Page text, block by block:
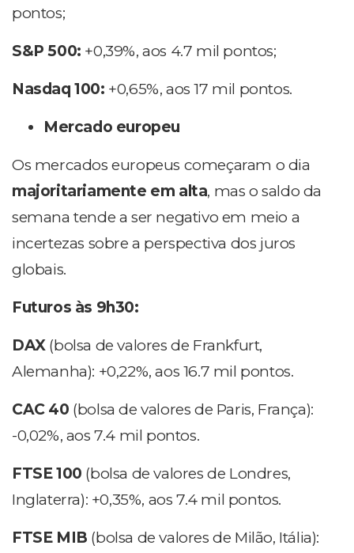
pontos;
S&P 500: +0,39%, aos 4.7 mil pontos;
Nasdaq 100: +0,65%, aos 17 mil pontos.
Mercado europeu
Os mercados europeus começaram o dia
majoritariamente em alta, mas o saldo da
semana tende a ser negativo em meio a
incertezas sobre a perspectiva dos juros
globais.
Futuros às 9h30:
DAX(bolsa de valores de Frankfurt,
Alemanha): +0,22%, aos 16.7 mil pontos.
CAC 40 (bolsa de valores de Paris, França):
-0,02%, aos 7.4 mil pontos.
FTSE 100 (bolsa de valores de Londres,
Inglaterra): +0,35%, aos 7.4 mil pontos.
FTSE MIB (bolsa de valores de Milão, Itália):